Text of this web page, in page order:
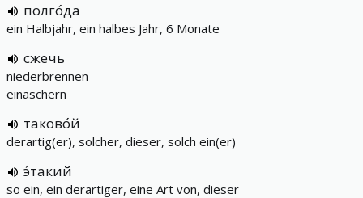
полго́да
ein Halbjahr, ein halbes Jahr, 6 Monate
сжечь
niederbrennen
einäschern
таково́й
derartig(er), solcher, dieser, solch ein(er)
э́такий
so ein, ein derartiger, eine Art von, dieser